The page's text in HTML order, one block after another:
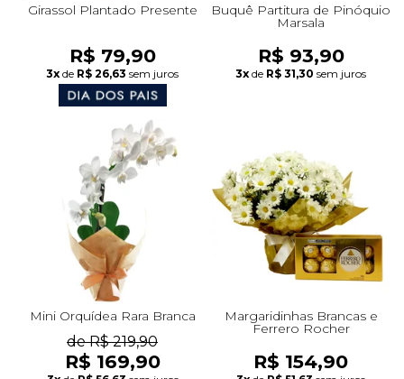
Girassol Plantado Presente
R$ 79,90
3x de R$ 26,63 sem juros
Buquê Partitura de Pinóquio
Marsala
R$ 93,90
3x de R$ 31,30 sem juros
Mini Orquídea Rara Branca
de R$ 219,90
R$ 169,90
Margaridinhas Brancas e
Ferrero Rocher
R$ 154,90